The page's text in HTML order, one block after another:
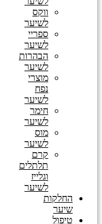
ווקס
לשיער
ספריי
לשיער
הבהרות
לשיער
מוצרי
נפח
לשיער
חימר
לשיער
מוס
לשיער
קרם
תלתלים
וגלייז
לשיער
החלקות
שיער
טיפול